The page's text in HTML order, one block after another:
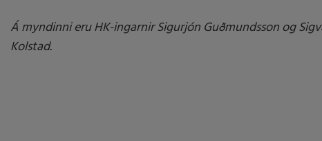
Á myndinni eru HK-ingarnir Sigurjón Guðmundsson og
Kolstad.